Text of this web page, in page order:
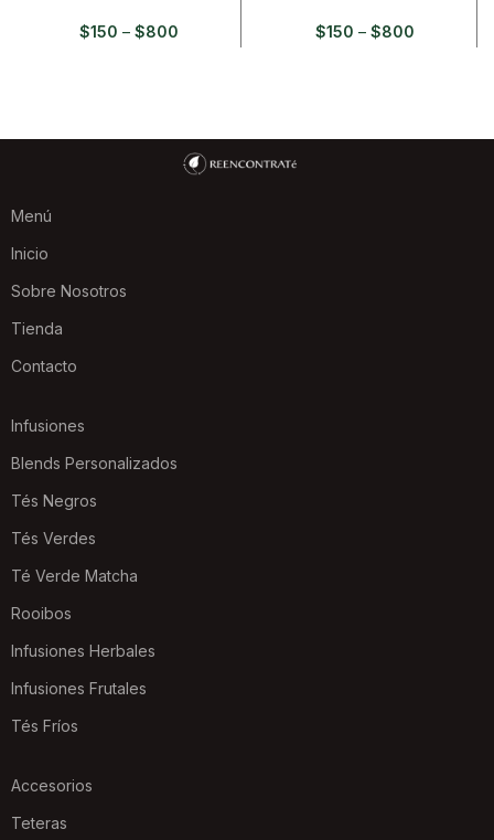
$150 – $800 $150 – $800
Menú
Inicio
Sobre Nosotros
Tienda
Contacto
Infusiones
Blends Personalizados
Tés Negros
Tés Verdes
Té Verde Matcha
Rooibos
Infusiones Herbales
Infusiones Frutales
Tés Fríos
Accesorios
Teteras